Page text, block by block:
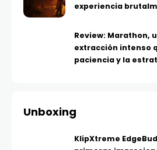
experiencia
Review: Marathon,
extracción intenso
paciencia y la
Unboxing
KlipXtreme